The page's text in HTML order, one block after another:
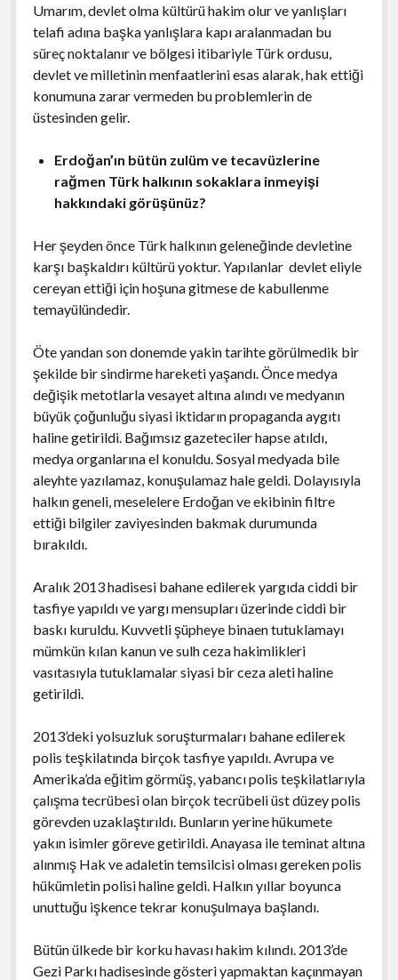
Umarım, devlet olma kültürü hakim olur ve yanlışları
telafi adına başka yanlışlara kapı aralanmadan bu
süreç noktalanır ve bölgesi itibariyle Türk ordusu,
devlet ve milletinin menfaatlerini esas alarak, hak ettiği
konumuna zarar vermeden bu problemlerin de
üstesinden gelir.
Erdoğan’ın bütün zulüm ve tecavüzlerine
rağmen Türk halkının sokaklara inmeyişi
hakkındaki görüşünüz?
Her şeyden önce Türk halkının geleneğinde devletine
karşı başkaldırı kültürü yoktur. Yapılanlar devlet eliyle
cereyan ettiği için hoşuna gitmese de kabullenme
temayülündedir.
Öte yandan son donemde yakin tarihte görülmedik bir
şekilde bir sindirme hareketi yaşandı. Önce medya
değişik metotlarla vesayet altına alındı ve medyanın
büyük çoğunluğu siyasi iktidarın propaganda aygıtı
haline getirildi. Bağımsız gazeteciler hapse atıldı,
medya organlarına el konuldu. Sosyal medyada bile
aleyhte yazılamaz, konuşulamaz hale geldi. Dolayısıyla
halkın geneli, meselelere Erdoğan ve ekibinin filtre
ettiği bilgiler zaviyesinden bakmak durumunda
bırakıldı.
Aralık 2013 hadisesi bahane edilerek yargıda ciddi bir
tasfiye yapıldı ve yargı mensupları üzerinde ciddi bir
baskı kuruldu. Kuvvetli şüpheye binaen tutuklamayı
mümkün kılan kanun ve sulh ceza hakimlikleri
vasıtasıyla tutuklamalar siyasi bir ceza aleti haline
getirildi.
2013’deki yolsuzluk soruşturmaları bahane edilerek
polis teşkilatında birçok tasfiye yapıldı. Avrupa ve
Amerika’da eğitim görmüş, yabancı polis teşkilatlarıyla
çalışma tecrübesi olan birçok tecrübeli üst düzey polis
görevden uzaklaştırıldı. Bunların yerine hükumete
yakın isimler göreve getirildi. Anayasa ile teminat altına
alınmış Hak ve adaletin temsilcisi olması gereken polis
hükümletin polisi haline geldi. Halkın yıllar boyunca
unuttuğu işkence tekrar konuşulmaya başlandı.
Bütün ülkede bir korku havası hakim kılındı. 2013’de
Gezi Parkı hadisesinde gösteri yapmaktan kaçınmayan